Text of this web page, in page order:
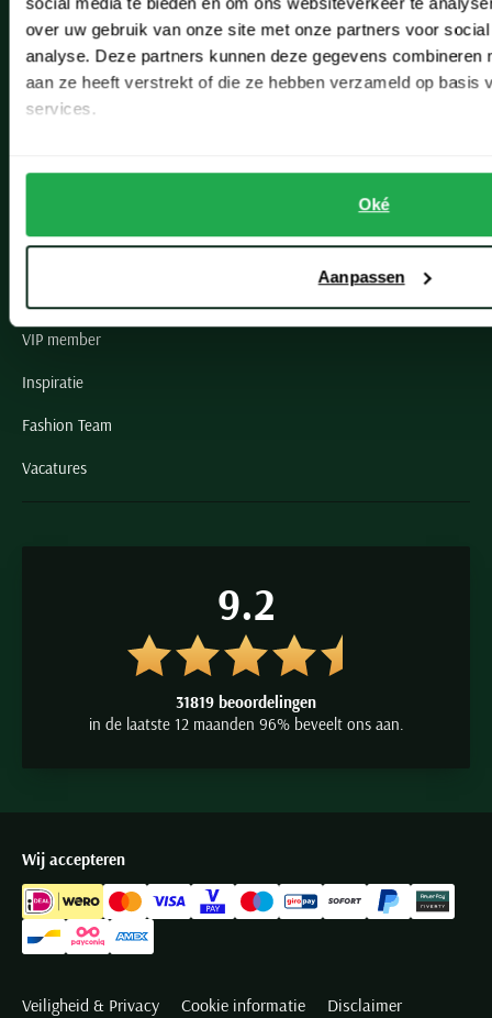
over uw gebruik van onze site met onze partners voor
analyse. Deze partners kunnen deze gegevens combineren
aan ze heeft verstrekt of die ze hebben verzameld op basis
services.
Oké
Aanpassen
Lisse
Noordwijk
Oegstgeest
Grote maten herenkleding
VIP member
Inspiratie
Fashion Team
Vacatures
9.2
31819 beoordelingen
in de laatste 12 maanden 96% beveelt ons aan.
Wij accepteren
Veiligheid & Privacy Cookie informatie
Disclaimer